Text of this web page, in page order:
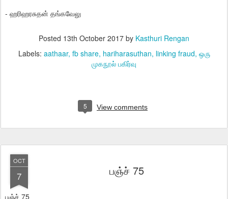
- ஹரிஹரசுதன் தங்கவேலு
Posted 13th October 2017 by Kasthuri Rengan
Labels: aathaar fb share hariharasuthan linking fraud ஒரு
முகநூல் பகிர்வு
5 View comments
OCT
7 பஞ்ச் 75
பஞ்ச் 75